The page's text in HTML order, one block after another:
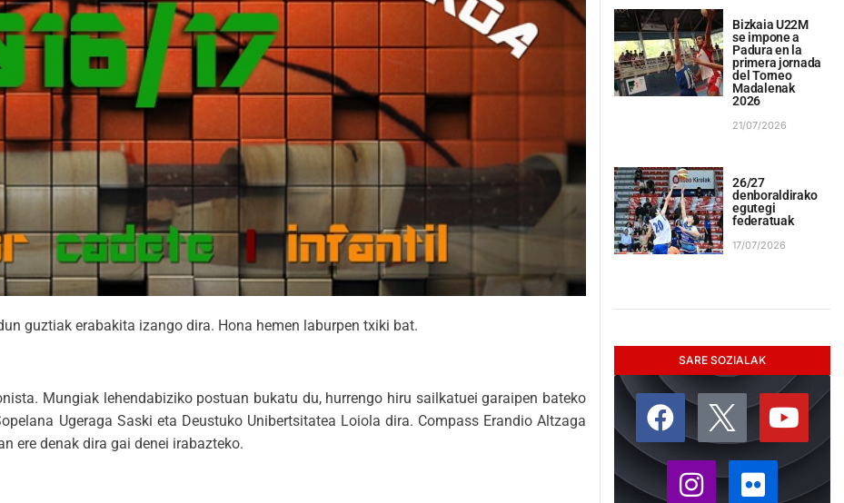
guztiak erabakita izango dira. Hona hemen laburpen txiki bat.
Mungiak lehendabiziko postuan bukatu du, hurrengo hiru sailkatuei garaipen bateko
Ugeraga Saski eta Deustuko Unibertsitatea Loiola dira. Compass Erandio Altzaga
ere denak dira gai denei irabazteko.
Bizkaia U22M
se impone a
Padura en la
primera jornada
del Torneo
Madalenak
2026
21/07/2026
26/27
denboraldirako
egutegi
federatuak
17/07/2026
SARE SOZIALAK